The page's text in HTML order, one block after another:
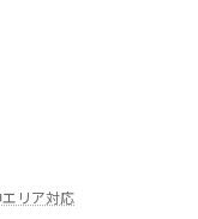
リア対応